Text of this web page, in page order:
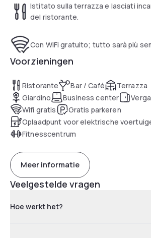
Istitato sulla terrazza e lasciati
del ristorante.
Con WiFi gratuito; tutto sarà più
Voorzieningen
Ristorante Bar / Café
Terrazza
Giardino
Business center
Wifi gratis
Gratis parkeren
Oplaadpunt voor elektrische
Fitnesscentrum
Meer informatie
Veelgestelde vragen
Hoe werkt het?